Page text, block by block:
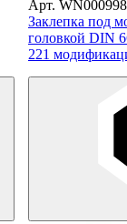
Арт.
Заклепка под
головкой DIN
221